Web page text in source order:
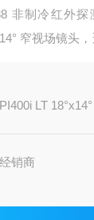
非制冷红外
窄视场镜头
PI400i LT 18°x14°
经销商